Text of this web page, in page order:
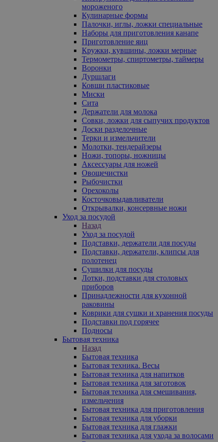
мороженого
Кулинарные формы
Палочки, иглы, ложки специальные
Наборы для приготовления канапе
Приготовление яиц
Кружки, кувшины, ложки мерные
Термометры, спиртометры, таймеры
Воронки
Дуршлаги
Ковши пластиковые
Миски
Сита
Держатели для молока
Совки, ложки для сыпучих продуктов
Доски разделочные
Терки и измельчители
Молотки, тендерайзеры
Ножи, топоры, ножницы
Аксессуары для ножей
Овощечистки
Рыбочистки
Орехоколы
Косточковыдавливатели
Открывалки, консервные ножи
Уход за посудой
Назад
Уход за посудой
Подставки, держатели для посуды
Подставки, держатели, клипсы для
полотенец
Сушилки для посуды
Лотки, подставки для столовых
приборов
Принадлежности для кухонной
раковины
Коврики для сушки и хранения посуды
Подставки под горячее
Подносы
Бытовая техника
Назад
Бытовая техника
Бытовая техника. Весы
Бытовая техника для напитков
Бытовая техника для заготовок
Бытовая техника для смешивания,
измельчения
Бытовая техника для приготовления
Бытовая техника для уборки
Бытовая техника для глажки
Бытовая техника для ухода за волосами